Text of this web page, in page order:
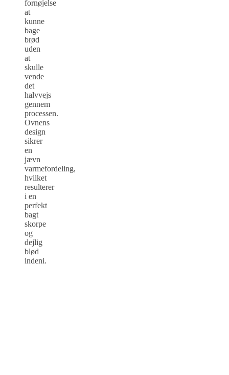
fornøjelse
at
kunne
bage
brød
uden
at
skulle
vende
det
halvvejs
gennem
processen.
Ovnens
design
sikrer
en
jævn
varmefordeling,
hvilket
resulterer
i en
perfekt
bagt
skorpe
og
dejlig
blød
indeni.